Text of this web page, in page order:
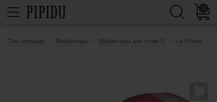
0
Секс-игрушки Вибраторы Вибраторы для точки G Le Frivole